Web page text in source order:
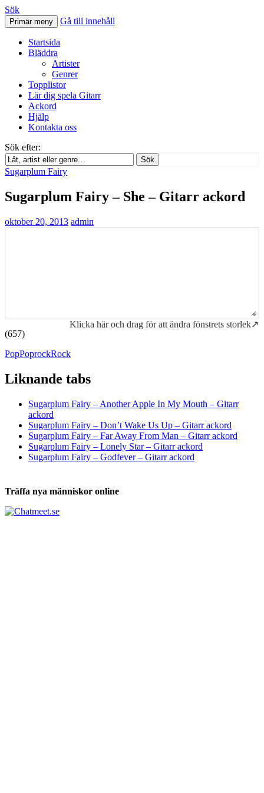
Svenskatabs.se
Sök
Primär meny Gå till innehåll
Startsida
Bläddra
Artister
Genrer
Topplistor
Lär dig spela Gitarr
Ackord
Hjälp
Kontakta oss
Sök efter:
Sök
Sugarplum Fairy
Sugarplum Fairy – She – Gitarr ackord
oktober 20, 2013 admin
Klicka här och drag för att ändra fönstrets storlek↗
(657)
PopPoprockRock
Liknande tabs
Sugarplum Fairy – Another Apple In My Mouth – Gitarr
ackord
Sugarplum Fairy – Don’t Wake Us Up – Gitarr ackord
Sugarplum Fairy – Far Away From Man – Gitarr ackord
Sugarplum Fairy – Lonely Star – Gitarr ackord
Sugarplum Fairy – Godfever – Gitarr ackord
Träffa nya människor online